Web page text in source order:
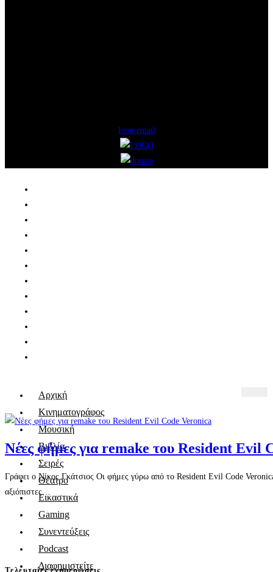
Icon-email
Αρχική
Κινηματογράφος
Μουσική
Βιβλία
Σειρές
Θέατρο
Εικαστικά
Gaming
Συνεντεύξεις
Podcast
Διαφημιστείτε
Νέες φήμες για remake του Resident Evil
Γράφει ο Νίκος Γκάτσιος Οι φήμες γύρω από το Resident Evil Code
αξιόπιστες…
Τελευταίες ενημερώσεις